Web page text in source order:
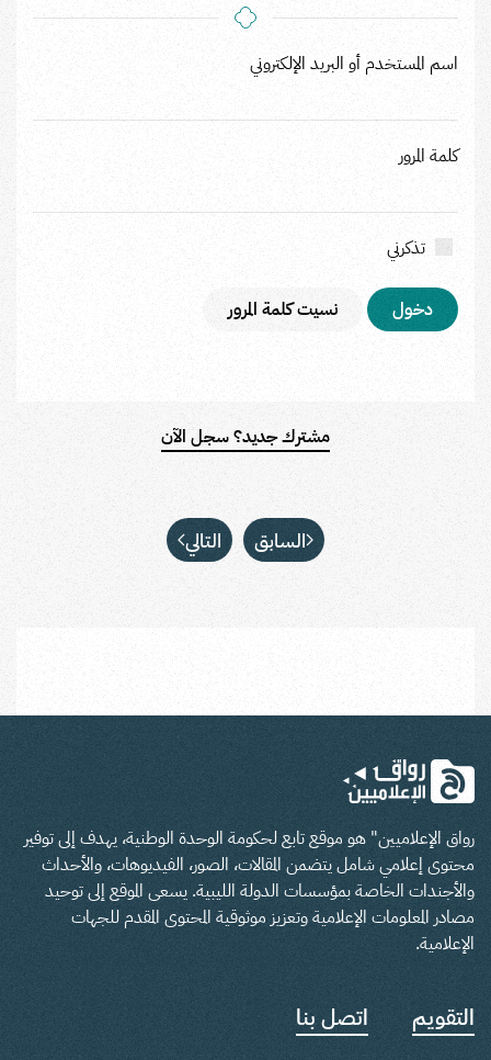
اسم المستخدم أو البريد الإلكتروني
كلمة المرور
تذكرني
نسيت كلمة المرور
مشترك جديد؟ سجل الآن
السابق التالي
رواق الإعلاميين" هو موقع تابع لحكومة الوحدة الوطنية، يهدف إلى توفير
محتوى إعلامي شامل يتضمن المقالات، الصور، الفيديوهات، والأحداث
والأجندات الخاصة بمؤسسات الدولة الليبية. يسعى الموقع إلى توحيد
مصادر المعلومات الإعلامية وتعزيز موثوقية المحتوى المقدم للجهات
الإعلامية.
التقويم اتصل بنا